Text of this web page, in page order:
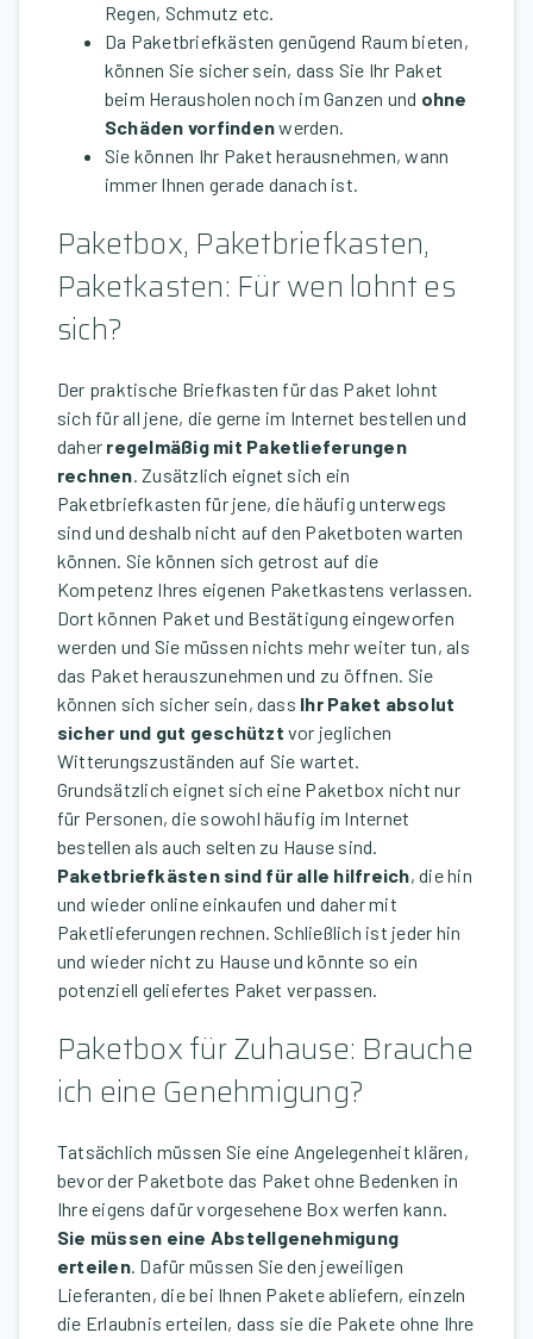
Regen, Schmutz etc.
Da Paketbriefkästen genügend Raum bieten,
können Sie sicher sein, dass Sie Ihr Paket
beim Herausholen noch im Ganzen und ohne
Schäden vorfindenwerden.
Sie können Ihr Paket herausnehmen, wann
immer Ihnen gerade danach ist.
Paketbox, Paketbriefkasten,
Paketkasten: Für wen lohnt es
sich?
Der praktische Briefkasten für das Paket lohnt
sich für all jene, die gerne im Internet bestellen und
daher regelmäßig mit Paketlieferungen
rechnen. Zusätzlich eignet sich ein
Paketbriefkasten für jene, die häufig unterwegs
sind und deshalb nicht auf den Paketboten warten
können. Sie können sich getrost auf die
Kompetenz Ihres eigenen Paketkastens verlassen.
Dort können Paket und Bestätigung eingeworfen
werden und Sie müssen nichts mehr weiter tun, als
das Paket herauszunehmen und zu öffnen. Sie
können sich sicher sein, dass Ihr Paket absolut
sicher und gut geschütztvor jeglichen
Witterungszuständen auf Sie wartet.
Grundsätzlich eignet sich eine Paketbox nicht nur
für Personen, die sowohl häufig im Internet
bestellen als auch selten zu Hause sind.
Paketbriefkästen sind für alle hilfreich, die hin
und wieder online einkaufen und daher mit
Paketlieferungen rechnen. Schließlich ist jeder hin
und wieder nicht zu Hause und könnte so ein
potenziell geliefertes Paket verpassen.
Paketbox für Zuhause: Brauche
ich eine Genehmigung?
Tatsächlich müssen Sie eine Angelegenheit klären,
bevor der Paketbote das Paket ohne Bedenken in
Ihre eigens dafür vorgesehene Box werfen kann.
Sie müssen eine Abstellgenehmigung
erteilen. Dafür müssen Sie den jeweiligen
Lieferanten, die bei Ihnen Pakete abliefern, einzeln
die Erlaubnis erteilen, dass sie die Pakete ohne Ihre